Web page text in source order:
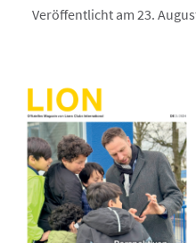
Veröffentlicht am 23.